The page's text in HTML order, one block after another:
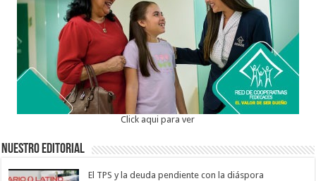
Click aqui para ver
Nuestro Editorial
El TPS y la deuda pendiente con la diáspora